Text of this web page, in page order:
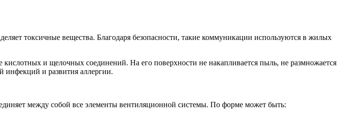
токсичные вещества. Благодаря безопасности, такие коммуникации используются в жилых
и щелочных соединений. На его поверхности не накапливается пыль, не размножается
инфекций и развития аллергии.
между собой все элементы вентиляционной системы. По форме может быть: